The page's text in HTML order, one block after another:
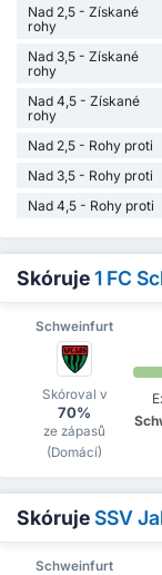
Nad 2,5 - Získané
rohy
Nad 3,5 - Získané
rohy
Nad 4,5 - Získané
rohy
Nad 2,5 - Rohy proti
Nad 3,5 - Rohy proti
Nad 4,5 - Rohy proti
Skóruje1 FC
Schweinfurt
Skóroval v
70%
ze zápasů
(Domácí)
SkórujeSSV
Schweinfurt